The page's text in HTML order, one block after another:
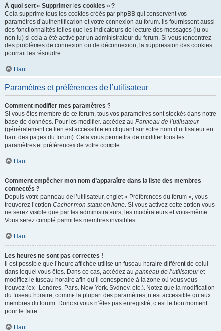
À quoi sert « Supprimer les cookies » ?
Cela supprime tous les cookies créés par phpBB qui conservent vos
paramètres d’authentification et votre connexion au forum. Ils fournissent aussi
des fonctionnalités telles que les indicateurs de lecture des messages (lu ou
non lu) si cela a été activé par un administrateur du forum. Si vous rencontrez
des problèmes de connexion ou de déconnexion, la suppression des cookies
pourrait les résoudre.
Haut
Paramètres et préférences de l’utilisateur
Comment modifier mes paramètres ?
Si vous êtes membre de ce forum, tous vos paramètres sont stockés dans notre
base de données. Pour les modifier, accédez au Panneau de l’utilisateur
(généralement ce lien est accessible en cliquant sur votre nom d’utilisateur en
haut des pages du forum). Cela vous permettra de modifier tous les
paramètres et préférences de votre compte.
Haut
Comment empêcher mon nom d’apparaître dans la liste des membres
connectés ?
Depuis votre panneau de l’utilisateur, onglet « Préférences du forum », vous
trouverez l’option Cacher mon statut en ligne. Si vous activez cette option vous
ne serez visible que par les administrateurs, les modérateurs et vous-même.
Vous serez compté parmi les membres invisibles.
Haut
Les heures ne sont pas correctes !
Il est possible que l’heure affichée utilise un fuseau horaire différent de celui
dans lequel vous êtes. Dans ce cas, accédez au panneau de l’utilisateuret
modifiez le fuseau horaire afin qu’il corresponde à la zone où vous vous
trouvez (ex : Londres, Paris, New York, Sydney, etc.). Notez que la modification
du fuseau horaire, comme la plupart des paramètres, n’est accessible qu’aux
membres du forum. Donc si vous n’êtes pas enregistré, c’est le bon moment
pour le faire.
Haut